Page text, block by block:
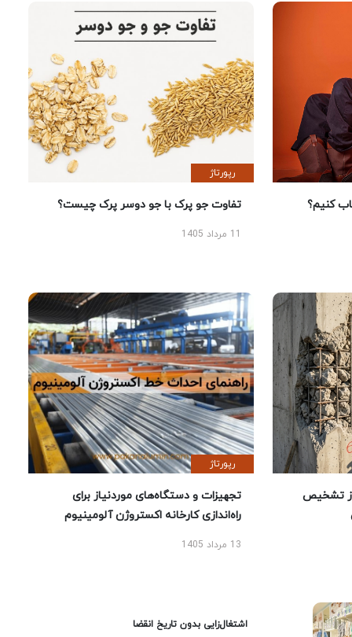
کنیم؟
رپورتاژ
تفاوت جو پرک با جو دوسر پرک چیست؟
تشخیص
رپورتاژ
تجهیزات و دستگاه‌های موردنیاز برای
راه‌اندازی کارخانه اکستروژن آلومینیوم
13 مرداد 1405
اشتغال‌زایی بدون تاریخ انقضا